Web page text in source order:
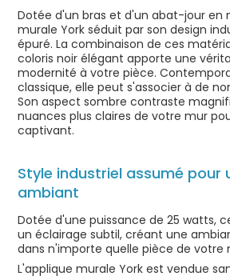
Dotée d'un bras et d'un abat-jour en
murale York séduit par son design
épuré. La combinaison de ces
coloris noir élégant apporte une
modernité à votre pièce.
classique, elle peut s'associer à de
Son aspect sombre contraste
nuances plus claires de votre mur
captivant.
Style industriel assumé pour
ambiant
Dotée d'une puissance de 25 watts,
un éclairage subtil, créant une
dans n'importe quelle pièce de votre
L'applique murale York est vendue